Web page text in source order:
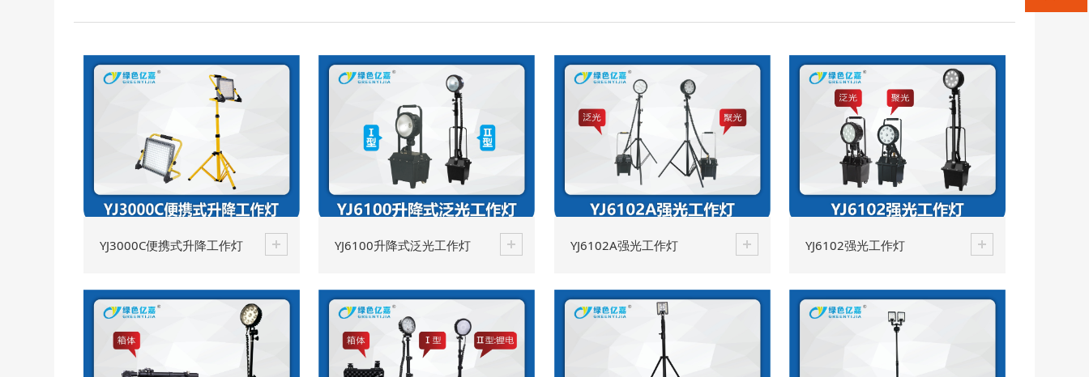
YJ3000C便携式升降工作灯 YJ6100升降式泛光工作灯 YJ6102A强光工作灯 YJ6102强光工作灯